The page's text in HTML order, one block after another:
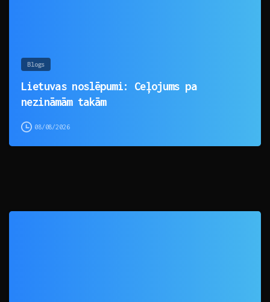
Blogs
Lietuvas noslēpumi: Ceļojums pa
nezināmām takām
08/08/2026